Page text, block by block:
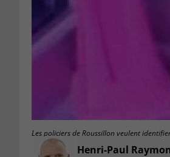
Les policiers de Roussillon veulent
Henri-Paul